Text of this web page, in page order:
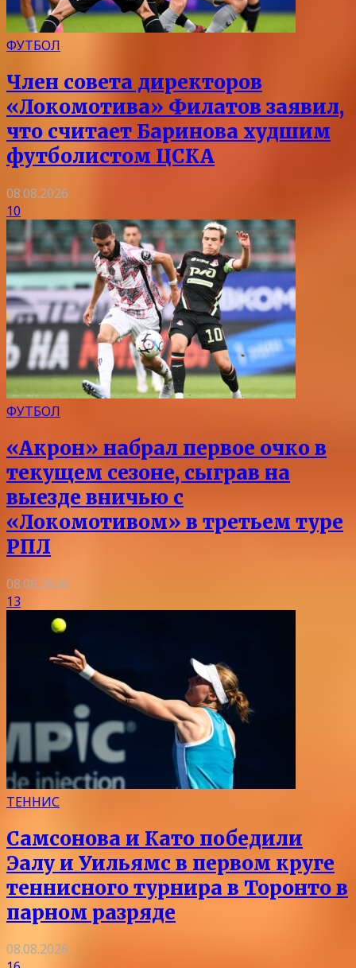
ФУТБОЛ
Член совета директоров
«Локомотива» Филатов заявил,
что считает Баринова худшим
футболистом ЦСКА
08.08.2026
10
ФУТБОЛ
«Акрон» набрал первое очко в
текущем сезоне, сыграв на
выезде вничью с
«Локомотивом» в третьем туре
РПЛ
08.08.2026
13
ТЕННИС
Самсонова и Като победили
Эалу и Уильямс в первом круге
теннисного турнира в Торонто в
парном разряде
08.08.2026